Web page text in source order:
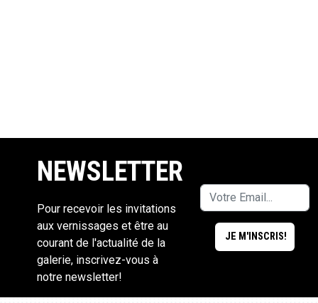
NEWSLETTER
Pour recevoir les invitations
aux vernissages et être au
courant de l'actualité de la
galerie, inscrivez-vous à
notre newsletter!